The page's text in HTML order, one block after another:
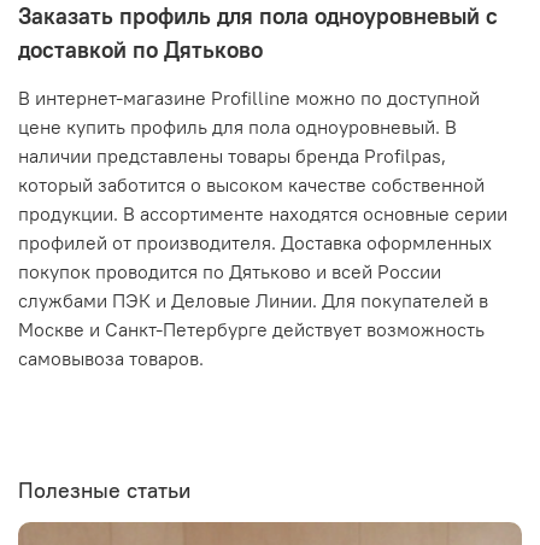
Заказать профиль для пола одноуровневый с
доставкой по Дятьково
В интернет-магазине Profilline можно по доступной
цене купить профиль для пола одноуровневый. В
наличии представлены товары бренда Profilpas,
который заботится о высоком качестве собственной
продукции. В ассортименте находятся основные серии
профилей от производителя. Доставка оформленных
покупок проводится по Дятьково и всей России
службами ПЭК и Деловые Линии. Для покупателей в
Москве и Санкт-Петербурге действует возможность
самовывоза товаров.
Полезные статьи